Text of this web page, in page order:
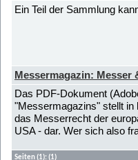
Ein Teil der Sammlung
Messermagazin: Messer
Das PDF-Dokument
"Messermagazins" stellt in
das Messerrecht der
USA - dar. Wer sich also
Seiten(1): (1)